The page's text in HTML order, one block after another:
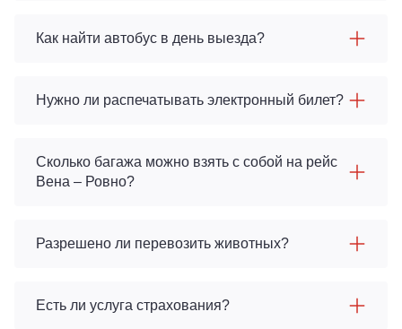
Как найти автобус в день выезда?
Нужно ли распечатывать электронный билет?
Сколько багажа можно взять с собой на рейс
Вена – Ровно?
Разрешено ли перевозить животных?
Есть ли услуга страхования?